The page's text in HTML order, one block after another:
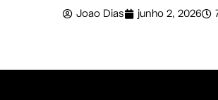
Joao Dias junho 2, 2026